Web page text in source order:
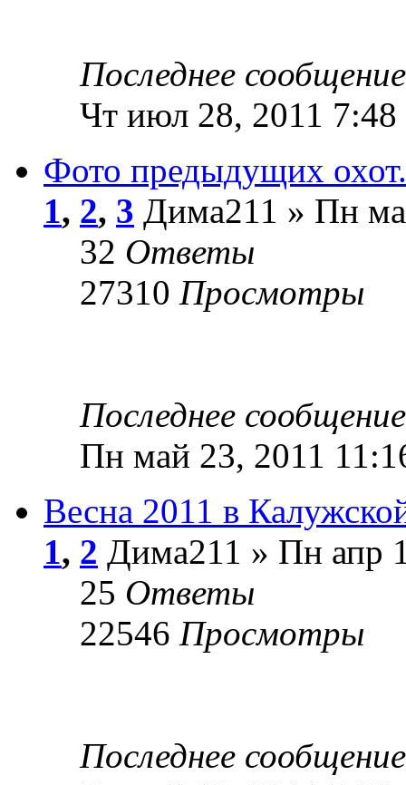
Последнее
Чт июл 28, 2011 7:48
Фото предыдущих охот.
1, 2, 3 Дима211 » Пн
32 Ответы
27310 Просмотры
Последнее
Пн май 23, 2011
Весна 2011 в
1, 2 Дима211 » Пн апр
25 Ответы
22546 Просмотры
Последнее